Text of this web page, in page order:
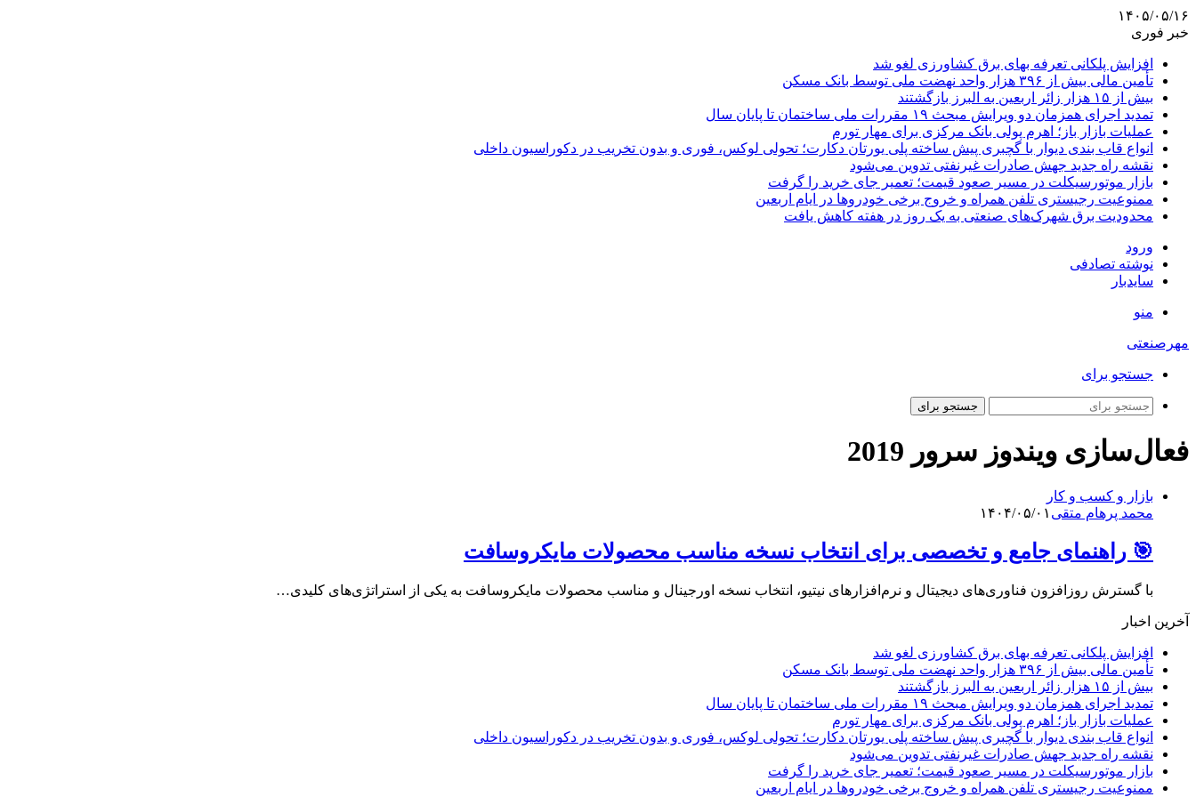
۱۴۰۵/۰۵/۱۶
خبر فوری
افزایش پلکانی تعرفه بهای برق کشاورزی لغو شد
تأمین مالی بیش از ۳۹۶ هزار واحد نهضت ملی توسط بانک مسکن
بیش از ۱۵ هزار زائر اربعین به البرز بازگشتند
تمدید اجرای همزمان دو ویرایش مبحث ۱۹ مقررات ملی ساختمان تا پایان سال
عملیات بازار باز؛ اهرم پولی بانک مرکزی برای مهار تورم
انواع قاب بندی دیوار با گچبری پیش ساخته پلی یورتان دکارت؛ تحولی لوکس، فوری و بدون تخریب در دکوراسیون داخلی
نقشه راه جدید جهش صادرات غیرنفتی تدوین می‌شود
بازار موتورسیکلت در مسیر صعود قیمت؛ تعمیر جای خرید را گرفت
ممنوعیت رجیستری تلفن همراه و خروج برخی خودروها در ایام اربعین
محدودیت برق شهرک‌های صنعتی به یک روز در هفته کاهش یافت
ورود
نوشته تصادفی
سایدبار
منو
مهرصنعتی
جستجو برای
جستجو برای
فعال‌سازی ویندوز سرور 2019
بازار و کسب و کار
محمد پرهام متقی ۱۴۰۴/۰۵/۰۱
🎯 راهنمای جامع و تخصصی برای انتخاب نسخه مناسب محصولات مایکروسافت
با گسترش روزافزون فناوری‌‌های دیجیتال و نرم‌افزارهای نیتیو، انتخاب نسخه اورجینال و مناسب محصولات مایکروسافت به یکی از استراتژی‌های کلیدی…
آخرین اخبار
افزایش پلکانی تعرفه بهای برق کشاورزی لغو شد
تأمین مالی بیش از ۳۹۶ هزار واحد نهضت ملی توسط بانک مسکن
بیش از ۱۵ هزار زائر اربعین به البرز بازگشتند
تمدید اجرای همزمان دو ویرایش مبحث ۱۹ مقررات ملی ساختمان تا پایان سال
عملیات بازار باز؛ اهرم پولی بانک مرکزی برای مهار تورم
انواع قاب بندی دیوار با گچبری پیش ساخته پلی یورتان دکارت؛ تحولی لوکس، فوری و بدون تخریب در دکوراسیون داخلی
نقشه راه جدید جهش صادرات غیرنفتی تدوین می‌شود
بازار موتورسیکلت در مسیر صعود قیمت؛ تعمیر جای خرید را گرفت
ممنوعیت رجیستری تلفن همراه و خروج برخی خودروها در ایام اربعین